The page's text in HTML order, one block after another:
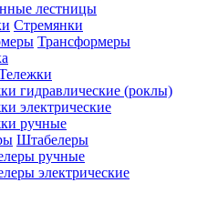
лестницы
Стремянки
Трансформеры
гидравлические (роклы)
электрические
ручные
Штабелеры
ручные
электрические